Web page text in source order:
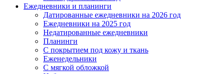
Ежедневники и планинги
Датированные ежедневники на 2026 год
Ежедневники на 2025 год
Недатированные ежедневники
Планинги
С покрытием под кожу и ткань
Еженедельники
С мягкой обложкой